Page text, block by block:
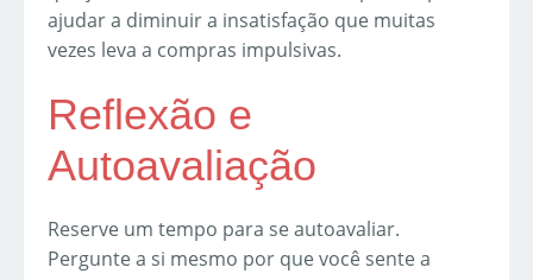
ajudar a diminuir a insatisfação que muitas
vezes leva a compras impulsivas.
Reflexão e
Autoavaliação
Reserve um tempo para se autoavaliar.
Pergunte a si mesmo por que você sente a